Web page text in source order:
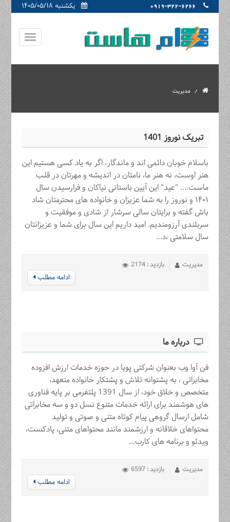
یکشنبه ۱۴۰۵/۰۵/۱۸ 0919-322-6266
مدیریت
تبریک نوروز 1401
باسلام خوبان دائمی اند و ماندگار، اگر به یاد کسی هستیم این
هنر اوست، نه هنر ما، نامتان در اندیشه و مهرتان در قلب
ماست.... "عید" این آیین باستانی نیاکان و فرارسیدن سال
۱۴۰۱ و نوروز را به شما عزیزان و خانواده های محترمتان شاد
باش گفته و برایتان سالی سرشار از شادی و موفقیت و
سربلندی آرزومندیم. امید داریم این سال برای شما و عزیزانتان
سال سلامتی ،د...
مدیریت بازدید : 2174
ادامه مطلب
درباره ما
فن آوا وب بعنوان شرکتی پویا در حوزه خدمات ارزش افزوده
مخابراتی ، به پشتوانه تلاش و پشتکار خانواده متعهد،
متخصص و خلاق خود، از سال 1391 پلتفرمی بر پایه فناوری
های هوشمند برای ارائه خدمات متنوع نسل دو و سه مخابراتی
شامل ارسال گروهی پیام کوتاه متنی و صوتی و تولید
محتواهای خلاقانه و ارزشمند مانند محتواهای متنی، پادکست،
ویدئو و برنامه های کارب...
مدیریت بازدید : 6597
ادامه مطلب